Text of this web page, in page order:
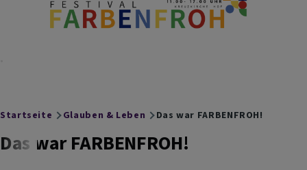
Breadcrumb
Startseite Glauben & Leben Das war FARBENFROH!
Das war FARBENFROH!